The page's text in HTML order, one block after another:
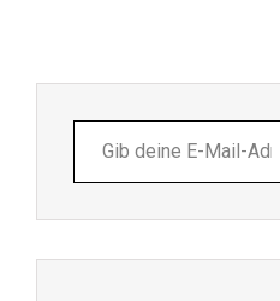
deine
E-
ein ...